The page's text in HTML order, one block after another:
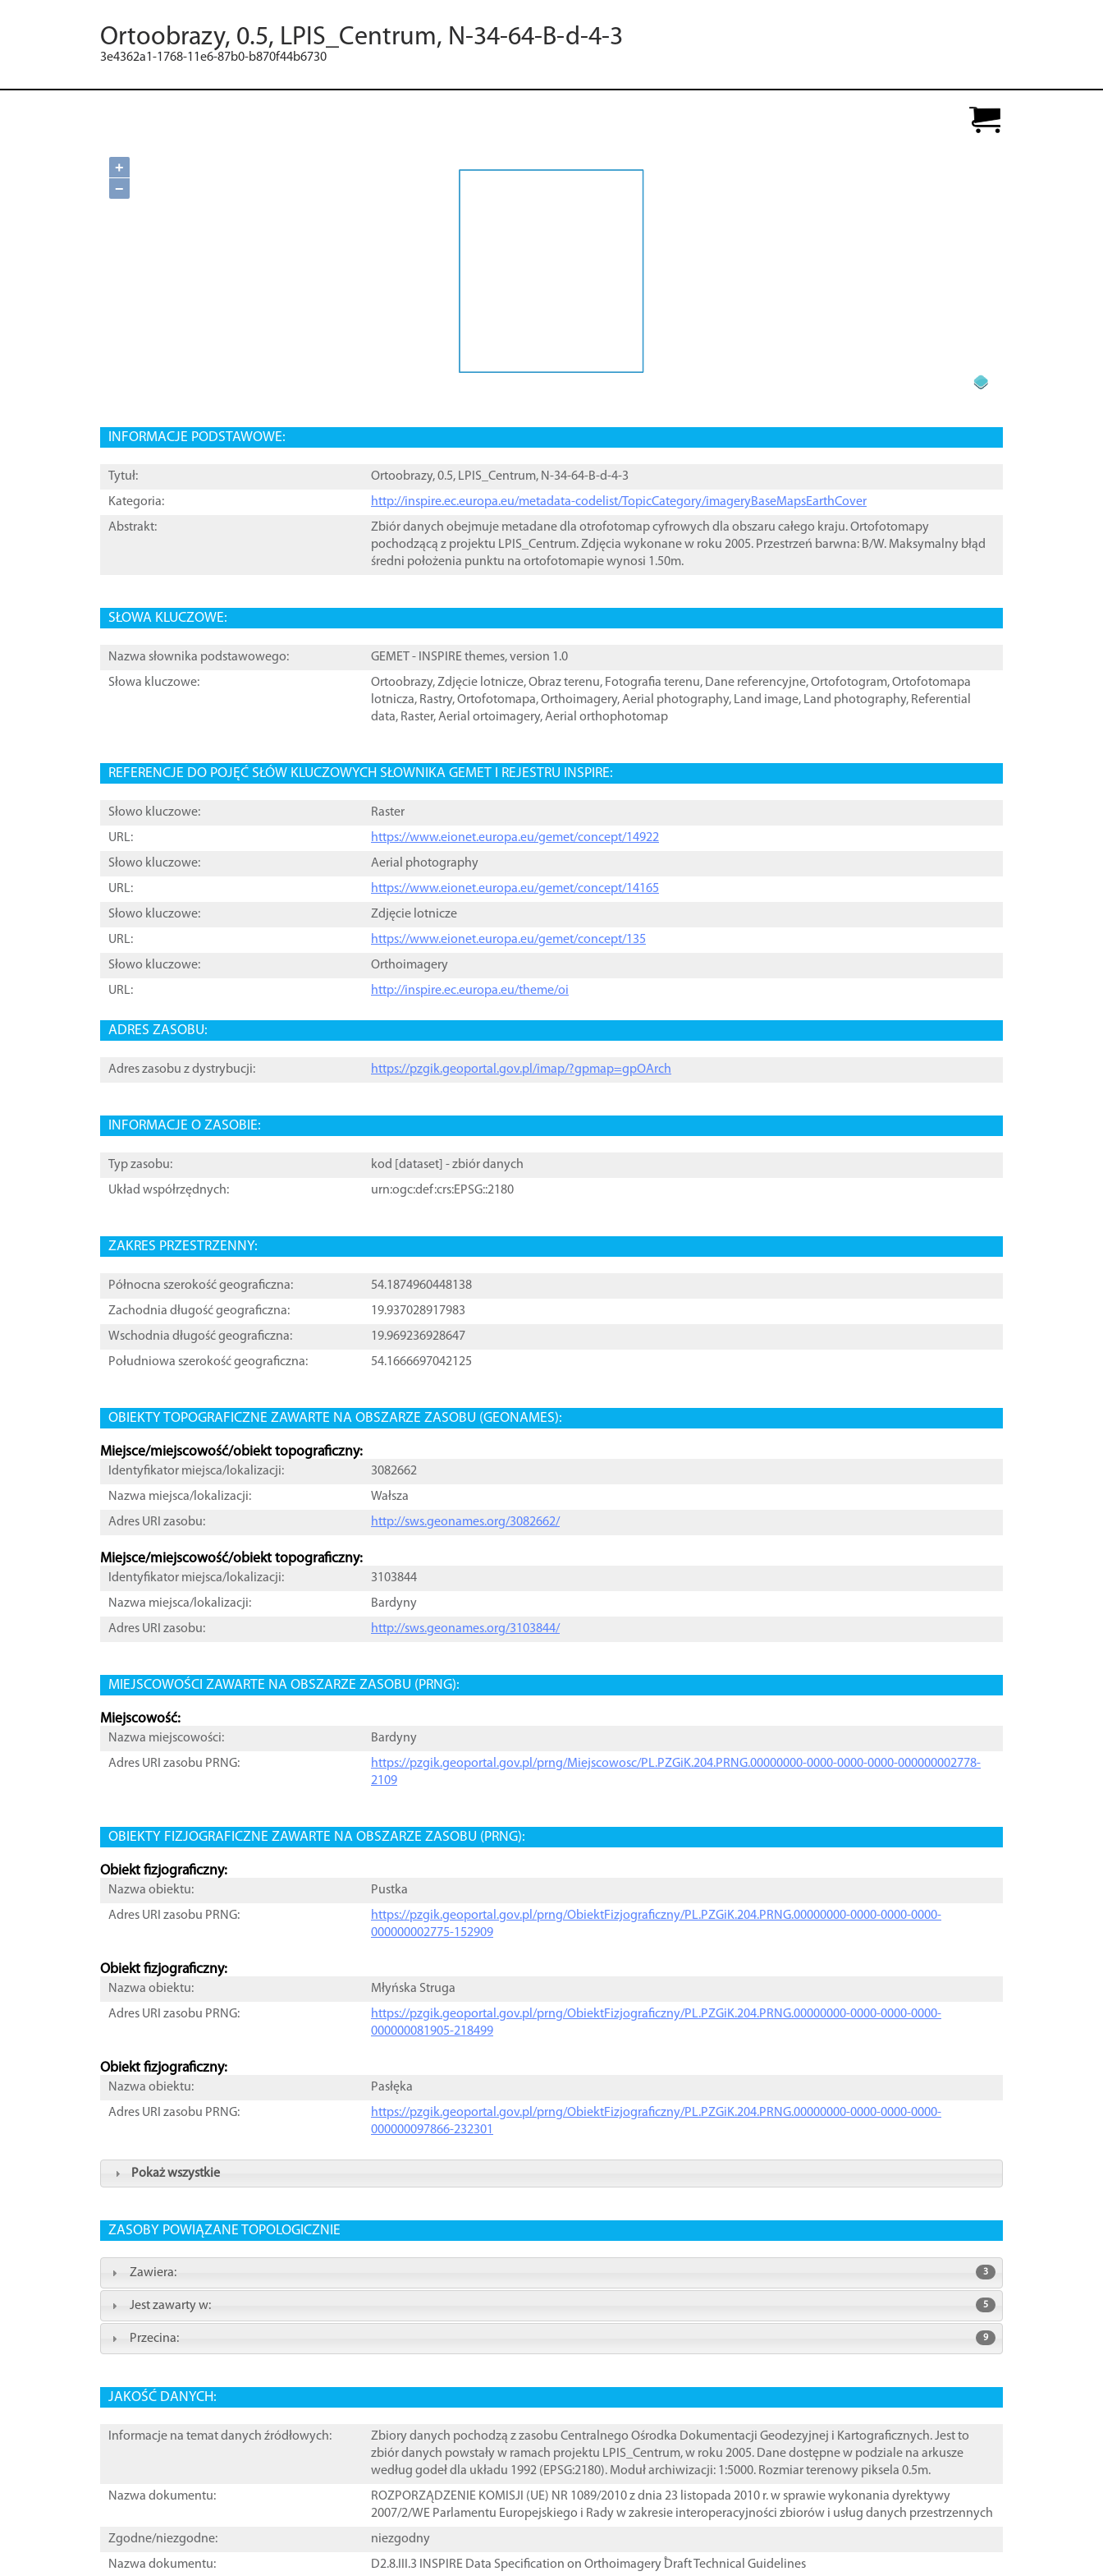
Ortoobrazy, 0.5, LPIS_Centrum, N-34-64-B-d-4-3
3e4362a1-1768-11e6-87b0-b870f44b6730
+
−
INFORMACJE PODSTAWOWE:
Tytuł:
Ortoobrazy, 0.5, LPIS_Centrum, N-34-64-B-d-4-3
Kategoria:
http://inspire.ec.europa.eu/metadata-codelist/TopicCategory/imageryBaseMapsEarthCover
Abstrakt:
Zbiór danych obejmuje metadane dla otrofotomap cyfrowych dla obszaru całego kraju. Ortofotomapy
pochodzącą z projektu LPIS_Centrum. Zdjęcia wykonane w roku 2005. Przestrzeń barwna: B/W. Maksymalny błąd
średni położenia punktu na ortofotomapie wynosi 1.50m.
SŁOWA KLUCZOWE:
Nazwa słownika podstawowego:
GEMET - INSPIRE themes, version 1.0
Słowa kluczowe:
Ortoobrazy,Zdjęcie lotnicze,Obraz terenu, Fotografia terenu, Dane referencyjne,Ortofotogram,Ortofotomapa
lotnicza, Rastry,Ortofotomapa,Orthoimagery,Aerial photography, Land image, Land photography, Referential
data, Raster,Aerial ortoimagery,Aerial orthophotomap
REFERENCJE DO POJĘĆ SŁÓW KLUCZOWYCH SŁOWNIKA GEMET I REJESTRU INSPIRE:
Słowo kluczowe:
Raster
URL:
https://www.eionet.europa.eu/gemet/concept/14922
Słowo kluczowe:
Aerial photography
URL:
https://www.eionet.europa.eu/gemet/concept/14165
Słowo kluczowe:
Zdjęcie lotnicze
URL:
https://www.eionet.europa.eu/gemet/concept/135
Słowo kluczowe:
Orthoimagery
URL:
http://inspire.ec.europa.eu/theme/oi
ADRES ZASOBU:
Adres zasobu z dystrybucji: https://pzgik.geoportal.gov.pl/imap/?gpmap=gpOArch
INFORMACJE O ZASOBIE:
Typ zasobu: kod [ dataset ] - zbiór danych
Układ współrzędnych:
urn:ogc:def:crs:EPSG::2180
ZAKRES PRZESTRZENNY:
Północna szerokość geograficzna:
54.1874960448138
Zachodnia długość geograficzna:
19.937028917983
Wschodnia długość geograficzna:
19.969236928647
Południowa szerokość geograficzna:
54.1666697042125
OBIEKTY TOPOGRAFICZNE ZAWARTE NA OBSZARZE ZASOBU (GEONAMES):
Miejsce/miejscowość/obiekt topograficzny:
Identyfikator miejsca/lokalizacji:
3082662
Nazwa miejsca/lokalizacji:
Wałsza
Adres URI zasobu:
http://sws.geonames.org/3082662/
Miejsce/miejscowość/obiekt topograficzny:
Identyfikator miejsca/lokalizacji:
3103844
Nazwa miejsca/lokalizacji:
Bardyny
Adres URI zasobu:
http://sws.geonames.org/3103844/
MIEJSCOWOŚCI ZAWARTE NA OBSZARZE ZASOBU (PRNG):
Miejscowość:
Nazwa miejscowości:
Bardyny
Adres URI zasobu PRNG:
https://pzgik.geoportal.gov.pl/prng/Miejscowosc/PL.PZGiK.204.PRNG.00000000-0000-0000-0000-000000002778-
2109
OBIEKTY FIZJOGRAFICZNE ZAWARTE NA OBSZARZE ZASOBU (PRNG):
Obiekt fizjograficzny:
Nazwa obiektu:
Pustka
Adres URI zasobu PRNG:
https://pzgik.geoportal.gov.pl/prng/ObiektFizjograficzny/PL.PZGiK.204.PRNG.00000000-0000-0000-0000-
000000002775-152909
Obiekt fizjograficzny:
Nazwa obiektu:
Młyńska Struga
Adres URI zasobu PRNG:
https://pzgik.geoportal.gov.pl/prng/ObiektFizjograficzny/PL.PZGiK.204.PRNG.00000000-0000-0000-0000-
000000081905-218499
Obiekt fizjograficzny:
Nazwa obiektu:
Pasłęka
Adres URI zasobu PRNG:
https://pzgik.geoportal.gov.pl/prng/ObiektFizjograficzny/PL.PZGiK.204.PRNG.00000000-0000-0000-0000-
000000097866-232301
Pokaż wszystkie
ZASOBY POWIĄZANE TOPOLOGICZNIE
Zawiera: 3
Jest zawarty w: 5
Przecina: 9
JAKOŚĆ DANYCH:
Informacje na temat danych źródłowych:
Zbiory danych pochodzą z zasobu Centralnego Ośrodka Dokumentacji Geodezyjnej i Kartograficznych. Jest to
zbiór danych powstały w ramach projektu LPIS_Centrum, w roku 2005. Dane dostępne w podziale na arkusze
według godeł dla układu 1992 (EPSG:2180). Moduł archiwizacji: 1:5000. Rozmiar terenowy piksela 0.5m.
Nazwa dokumentu:
ROZPORZĄDZENIE KOMISJI (UE) NR 1089/2010 z dnia 23 listopada 2010 r. w sprawie wykonania dyrektywy
2007/2/WE Parlamentu Europejskiego i Rady w zakresie interoperacyjności zbiorów i usług danych przestrzennych
Zgodne/niezgodne:
niezgodny
Nazwa dokumentu:
D2.8.III.3 INSPIRE Data Specification on Orthoimagery ֠Draft Technical Guidelines